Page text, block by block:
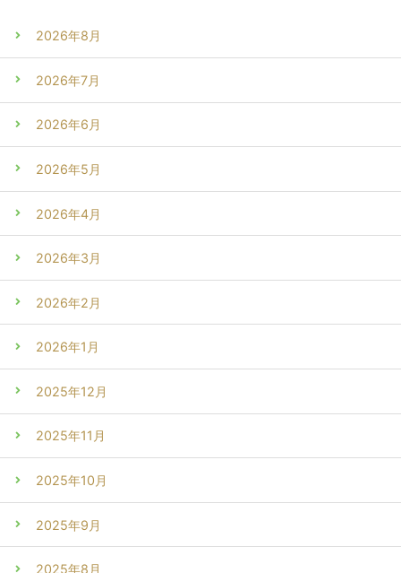
2026年8月
2026年7月
2026年6月
2026年5月
2026年4月
2026年3月
2026年2月
2026年1月
2025年12月
2025年11月
2025年10月
2025年9月
2025年8月